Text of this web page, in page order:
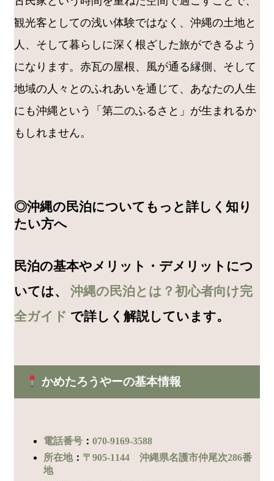
観光客としての浅い体験ではなく、沖縄の土地と
人、そして暮らしに深く根ざした旅ができるよう
になります。赤瓦の屋根、風が通る縁側、そして
地域の人々とのふれあいを通じて、あなたの人生
にも沖縄という「第二のふるさと」が生まれるか
もしれません。
◎沖縄の民泊についてもっと詳しく知り
たい方へ
民泊の基本やメリット・デメリットにつ
いては、 沖縄の民泊とは？初心者向け完
全ガイド で詳しく解説しています。
かめたろうやーの基本情報
電話番号 ： 070-9169-3588
所在地： 〒905-1144 沖縄県名護市仲尾次286番
地